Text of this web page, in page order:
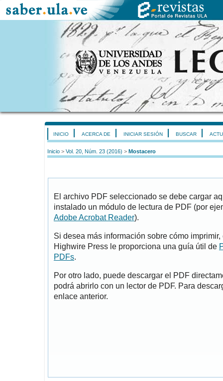
INICIO ACERCA DE INICIAR SESIÓN BUSCAR
Inicio > Vol. 20, Núm. 23 (2016) > Mostacero
El archivo PDF seleccionado se debe cargar
instalado un módulo de lectura de PDF (por
Adobe Acrobat Reader).
Si desea más información sobre cómo
Highwire Press le proporciona una guía útil de
PDFs.
Por otro lado, puede descargar el PDF
podrá abrirlo con un lector de PDF. Para
enlace anterior.